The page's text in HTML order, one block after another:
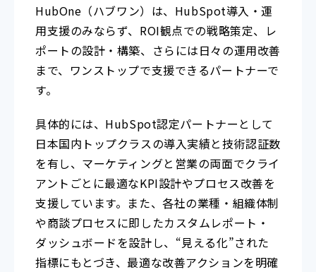
HubOne（ハブワン）は、HubSpot導入・運
用支援のみならず、ROI観点での戦略策定、レ
ポートの設計・構築、さらには日々の運用改善
まで、ワンストップで支援できるパートナーで
す。
具体的には、HubSpot認定パートナーとして
日本国内トップクラスの導入実績と技術認証数
を有し、マーケティングと営業の両面でクライ
アントごとに最適なKPI設計やプロセス改善を
支援しています。また、各社の業種・組織体制
や商談プロセスに即したカスタムレポート・
ダッシュボードを設計し、“見える化”された
指標にもとづき、最適な改善アクションを明確